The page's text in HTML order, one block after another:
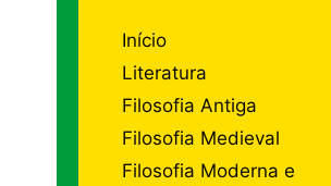
Início
Literatura
Filosofia Antiga
Filosofia Medieval
Filosofia Moderna e